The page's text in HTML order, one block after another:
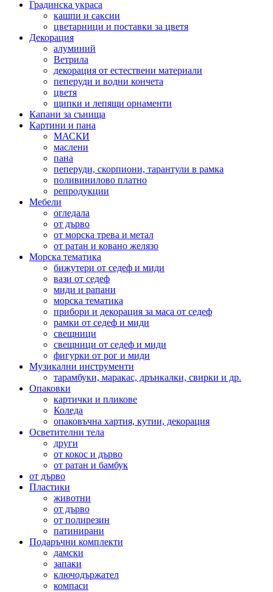
Градинска украса
кашпи и саксии
цветарници и поставки за цветя
Декорация
алуминий
Ветрила
декорация от естествени материали
пеперуди и водни кончета
цветя
щипки и лепящи орнаменти
Капани за сънища
Картини и пана
МАСКИ
маслени
пана
пеперуди, скорпиони, тарантули в рамка
поливинилово платно
репродукции
Мебели
огледала
от дърво
от морска трева и метал
от ратан и ковано желязо
Морска тематика
бижутери от седеф и миди
вази от седеф
миди и рапани
морска тематика
прибори и декорация за маса от седеф
рамки от седеф и миди
свещници
свещници от седеф и миди
фигурки от рог и миди
Музикални инструменти
тарамбуки, маракас, дрънкалки, свирки и др.
Опаковки
картички и пликове
Коледа
опаковъчна хартия, кутии, декорация
Осветителни тела
други
от кокос и дърво
от ратан и бамбук
от дърво
Пластики
животни
от дърво
от полирезин
патинирани
Подаръчни комплекти
дамски
запаки
ключодържател
компаси